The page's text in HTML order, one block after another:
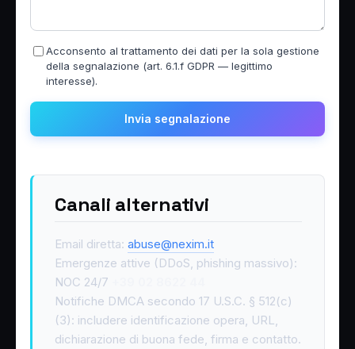
Acconsento al trattamento dei dati per la sola gestione
della segnalazione (art. 6.1.f GDPR — legittimo
interesse).
Invia segnalazione
Canali alternativi
Email diretta: abuse@nexim.it
Emergenze attive (DDoS, phishing massivo):
NOC 24/7
Notifiche DMCA secondo 17 U.S.C. § 512(c)
(3): includere identificazione opera, URL,
dichiarazione di buona fede, firma e contatto.